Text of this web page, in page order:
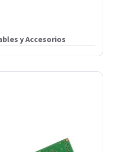
y Accesorios